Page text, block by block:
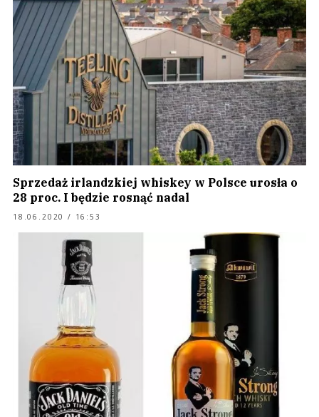
Sprzedaż irlandzkiej whiskey w Polsce urosła o
28 proc. I będzie rosnąć nadal
18.06.2020 / 16:53